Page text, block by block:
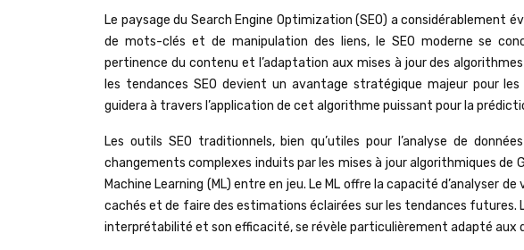
Le paysage du Search Engine Optimization (SEO) a considérablement
de mots-clés et de manipulation des liens, le SEO moderne se
pertinence du contenu et l’adaptation aux mises à jour des
les tendances SEO devient un avantage stratégique majeur pour
guidera à travers l’application de cet algorithme puissant pour la
Les outils SEO traditionnels, bien qu’utiles pour l’analyse de
changements complexes induits par les mises à jour algorithmiques de
Machine Learning (ML) entre en jeu. Le ML offre la capacité d’analyser
cachés et de faire des estimations éclairées sur les tendances futures.
interprétabilité et son efficacité, se révèle particulièrement adapté aux